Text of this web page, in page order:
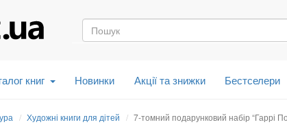
книг Новинки Акції та знижки Бестселери
Художні книги для дітей 7-томний подарунковий набір “Гаррі